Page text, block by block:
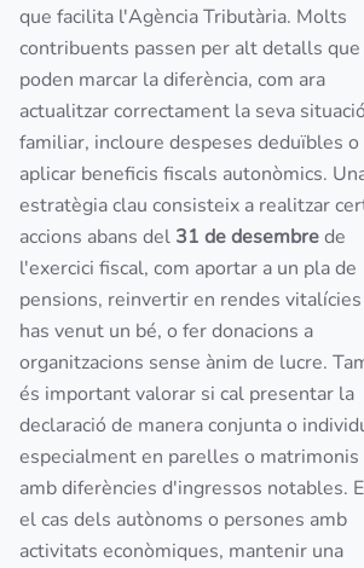
que facilita l'Agència Tributària. Molts
contribuents passen per alt detalls que
poden marcar la diferència, com ara
actualitzar correctament la seva situació
familiar, incloure despeses deduïbles o
aplicar beneficis fiscals autonòmics.
estratègia clau consisteix a realitzar
accions abans del 31 de desembrede
l'exercici fiscal, com aportar a un pla de
pensions, reinvertir en rendes
has venut un bé, o fer donacions a
organitzacions sense ànim de lucre.
és important valorar si cal presentar la
declaració de manera conjunta o
especialment en parelles o matrimonis
amb diferències d'ingressos notables.
el cas dels autònoms o persones amb
activitats econòmiques, mantenir una